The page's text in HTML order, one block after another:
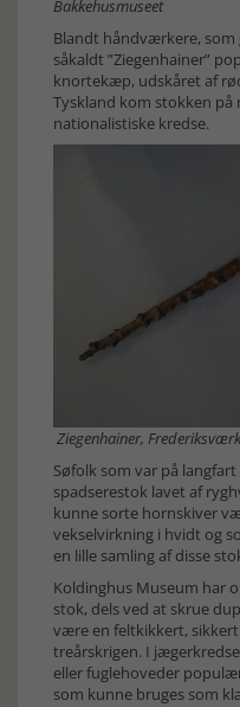
Bakkehusmuseet
Blandt håndværkere, som
såkaldt ”Ziegenhainer”
knortekæp, udskåret af
Tyskland kom stokken
nationalistiske kredse.
Ziegenhainer,
Søfolk som var på
spadserestok lavet af
kunne sorte hornskiver
vekselvirkning i hvidt og
en lille samling af disse
Koldinghus Museum har
stok, dels ved at skrue
være en feltkikkert,
treårskrigen. I
eller fuglehoveder
som kunne bruges som